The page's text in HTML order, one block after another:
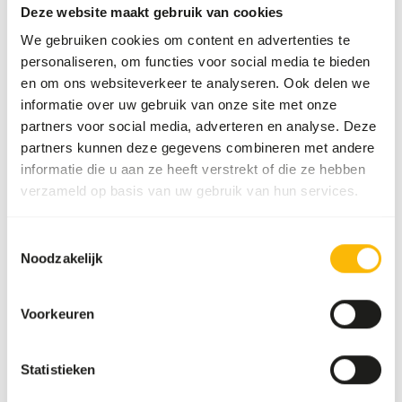
Deze website maakt gebruik van cookies
We gebruiken cookies om content en advertenties te
personaliseren, om functies voor social media te bieden
en om ons websiteverkeer te analyseren. Ook delen we
informatie over uw gebruik van onze site met onze
partners voor social media, adverteren en analyse. Deze
partners kunnen deze gegevens combineren met andere
informatie die u aan ze heeft verstrekt of die ze hebben
verzameld op basis van uw gebruik van hun services.
Noodzakelijk
Voorkeuren
Statistieken
Over dit product
• DK Arabische gomkristallen is voer voor alle soorten
gom-etende dieren, zoals: galago's, vorkmerklemuren,
suikereekhoorns, zijdeaapjes en tamarins. • Een natuurlijke
gom (ook wel acaciagom genoemd) die afkomstig is van
twee soorten acaciabomen uit Sub-Sahara Afrika: de
complexe mix van sachariden en glycoproteïnen. • Hoog
Downloads